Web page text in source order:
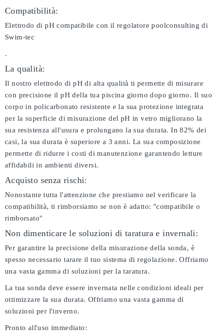
Compatibilità:
Elettrodo di pH compatibile con il regolatore poolconsulting di
Swim-tec
.
La qualità:
Il nostro elettrodo di pH di alta qualità ti permette di misurare
con precisione il pH della tua piscina giorno dopo giorno. Il suo
corpo in policarbonato resistente e la sua protezione integrata
per la superficie di misurazione del pH in vetro migliorano la
sua resistenza all'usura e prolungano la sua durata. In 82% dei
casi, la sua durata è superiore a 3 anni. La sua composizione
permette di ridurre i costi di manutenzione garantendo letture
affidabili in ambienti diversi.
Acquisto senza rischi:
Nonostante tutta l'attenzione che prestiamo nel verificare la
compatibilità, ti rimborsiamo se non è adatto: "compatibile o
rimborsato"
Non dimenticare le soluzioni di taratura e invernali:
Per garantire la precisione della misurazione della sonda, è
spesso necessario tarare il tuo sistema di regolazione. Offriamo
una vasta gamma di soluzioni per la taratura.
La tua sonda deve essere invernata nelle condizioni ideali per
ottimizzare la sua durata. Offriamo una vasta gamma di
soluzioni per l'inverno.
Pronto all'uso immediato: